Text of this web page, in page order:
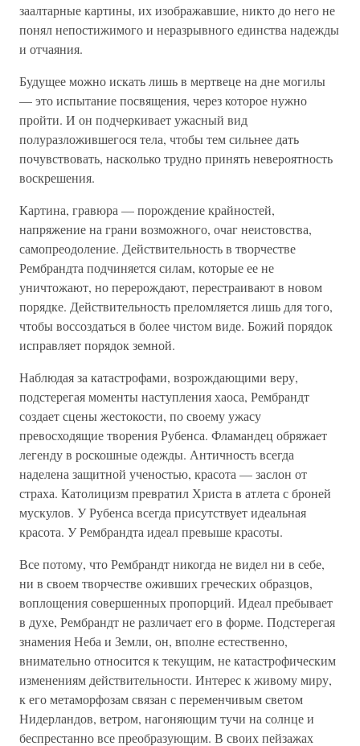
заалтарные картины, их изображавшие, никто до него не
понял непостижимого и неразрывного единства надежды
и отчаяния.
Будущее можно искать лишь в мертвеце на дне могилы
— это испытание посвящения, через которое нужно
пройти. И он подчеркивает ужасный вид
полуразложившегося тела, чтобы тем сильнее дать
почувствовать, насколько трудно принять невероятность
воскрешения.
Картина, гравюра — порождение крайностей,
напряжение на грани возможного, очаг неистовства,
самопреодоление. Действительность в творчестве
Рембрандта подчиняется силам, которые ее не
уничтожают, но перерождают, перестраивают в новом
порядке. Действительность преломляется лишь для того,
чтобы воссоздаться в более чистом виде. Божий порядок
исправляет порядок земной.
Наблюдая за катастрофами, возрождающими веру,
подстерегая моменты наступления хаоса, Рембрандт
создает сцены жестокости, по своему ужасу
превосходящие творения Рубенса. Фламандец обряжает
легенду в роскошные одежды. Античность всегда
наделена защитной ученостью, красота — заслон от
страха. Католицизм превратил Христа в атлета с броней
мускулов. У Рубенса всегда присутствует идеальная
красота. У Рембрандта идеал превыше красоты.
Все потому, что Рембрандт никогда не видел ни в себе,
ни в своем творчестве оживших греческих образцов,
воплощения совершенных пропорций. Идеал пребывает
в духе, Рембрандт не различает его в форме. Подстерегая
знамения Неба и Земли, он, вполне естественно,
внимательно относится к текущим, не катастрофическим
изменениям действительности. Интерес к живому миру,
к его метаморфозам связан с переменчивым светом
Нидерландов, ветром, нагоняющим тучи на солнце и
беспрестанно все преобразующим. В своих пейзажах